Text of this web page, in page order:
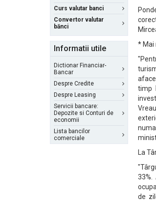
Curs valutar banci
Convertor valutar
bănci
Informatii utile
Dictionar Financiar-
Bancar
Despre Credite
Despre Leasing
Servicii bancare:
Depozite si Conturi de
economii
Lista bancilor
comerciale
* Mai
timp
La
de